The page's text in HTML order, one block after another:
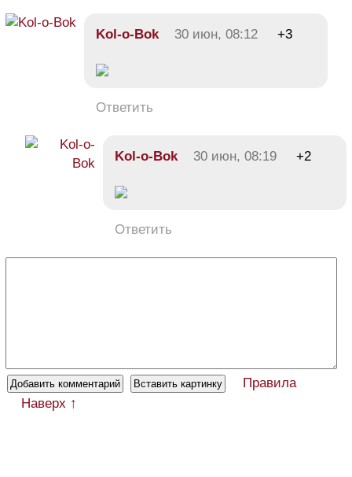
Kol-o-Bok 30 июн, 08:12 +3
Ответить
Kol-o-Bok 30 июн, 08:19 +2
Ответить
Правила
Наверх ↑